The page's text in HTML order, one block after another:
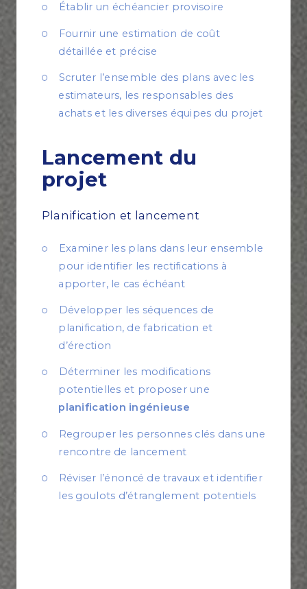
Établir un échéancier provisoire
Fournir une estimation de coût
détaillée et précise
Scruter l’ensemble des plans avec les
estimateurs, les responsables des
achats et les diverses équipes du projet
Lancement du
projet
Planification et lancement
Examiner les plans dans leur ensemble
pour identifier les rectifications à
apporter, le cas échéant
Développer les séquences de
planification, de fabrication et
d’érection
Déterminer les modifications
potentielles et proposer une
planification ingénieuse
Regrouper les personnes clés dans une
rencontre de lancement
Réviser l’énoncé de travaux et identifier
les goulots d’étranglement potentiels